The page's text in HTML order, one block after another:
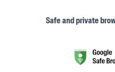
Safe and private